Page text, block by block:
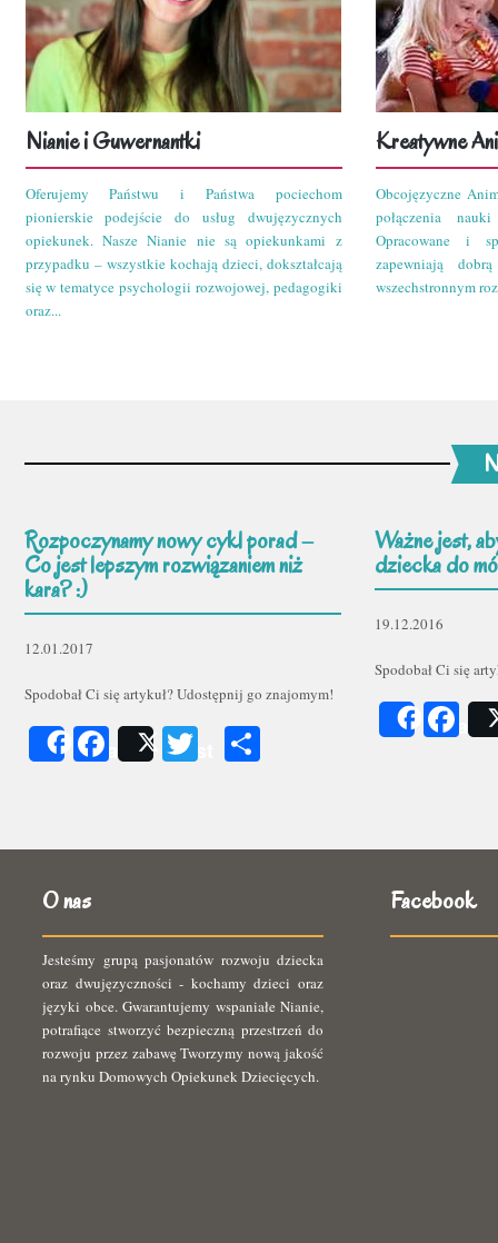
Nianie i Guwernantki
Oferujemy Państwu i Państwa pociechom
pionierskie podejście do usług dwujęzycznych
opiekunek. Nasze Nianie nie są opiekunkami z
przypadku – wszystkie kochają dzieci, dokształcają
się w tematyce psychologii rozwojowej, pedagogiki
oraz...
Kreatywne
Obcojęzyczne
połączenia
Opracowane i
zapewniają
wszechstronnym
Rozpoczynamy nowy cykl porad –
Co jest lepszym rozwiązaniem niż
kara? :)
12.01.2017
Spodobał Ci się artykuł? Udostępnij go znajomym!
ShareFacebook
Post Twitter
Ważne jest,
dziecka do
19.12.2016
Spodobał Ci się
Share
O nas
Jesteśmy grupą pasjonatów rozwoju dziecka
oraz dwujęzyczności - kochamy dzieci oraz
języki obce. Gwarantujemy wspaniałe Nianie,
potrafiące stworzyć bezpieczną przestrzeń do
rozwoju przez zabawę Tworzymy nową jakość
na rynku Domowych Opiekunek Dziecięcych.
Facebook